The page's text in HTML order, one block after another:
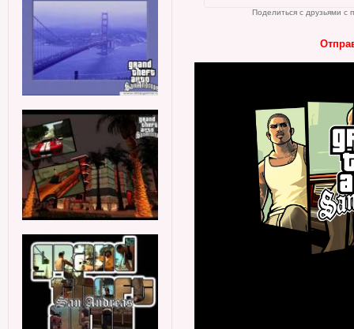
Поделиться с друзьями с